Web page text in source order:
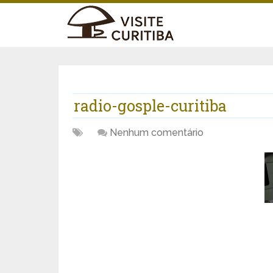
radio-gosple-curitiba
Nenhum comentário